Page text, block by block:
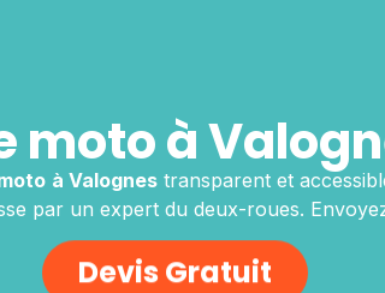
moto à
à Valognestransparent et
par un expert du deux-roues.
Devis Gratuit